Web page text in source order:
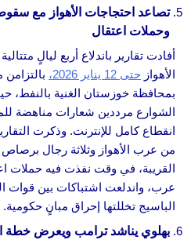
تصاعد احتجاجات الأهواز مع
وحملات اعتقال
أفادت تقارير باندلاع أربع ليالٍ
الأهواز حتى 12 يناير 2026،
بمحافظة خوزستان الغنية بالنفط،
الشوارع مرددين شعارات مناهضة
انقطاع كامل للإنترنت. وذكرت
من عرب الأهواز وثلاثة رجال
القريبة، في وقت نفذت فيه حملات
عرب، واندلعت اشتباكات بين قوات
الباسيج تخللتها إحراق مبانٍ حكومية.
بهلوي يناشد ترامب ويعرض خطة